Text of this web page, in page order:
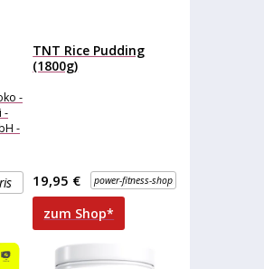
-
-
-
TNT Rice Pudding
(1800g)
power-fitness-shop
19,95 €
zum Shop*